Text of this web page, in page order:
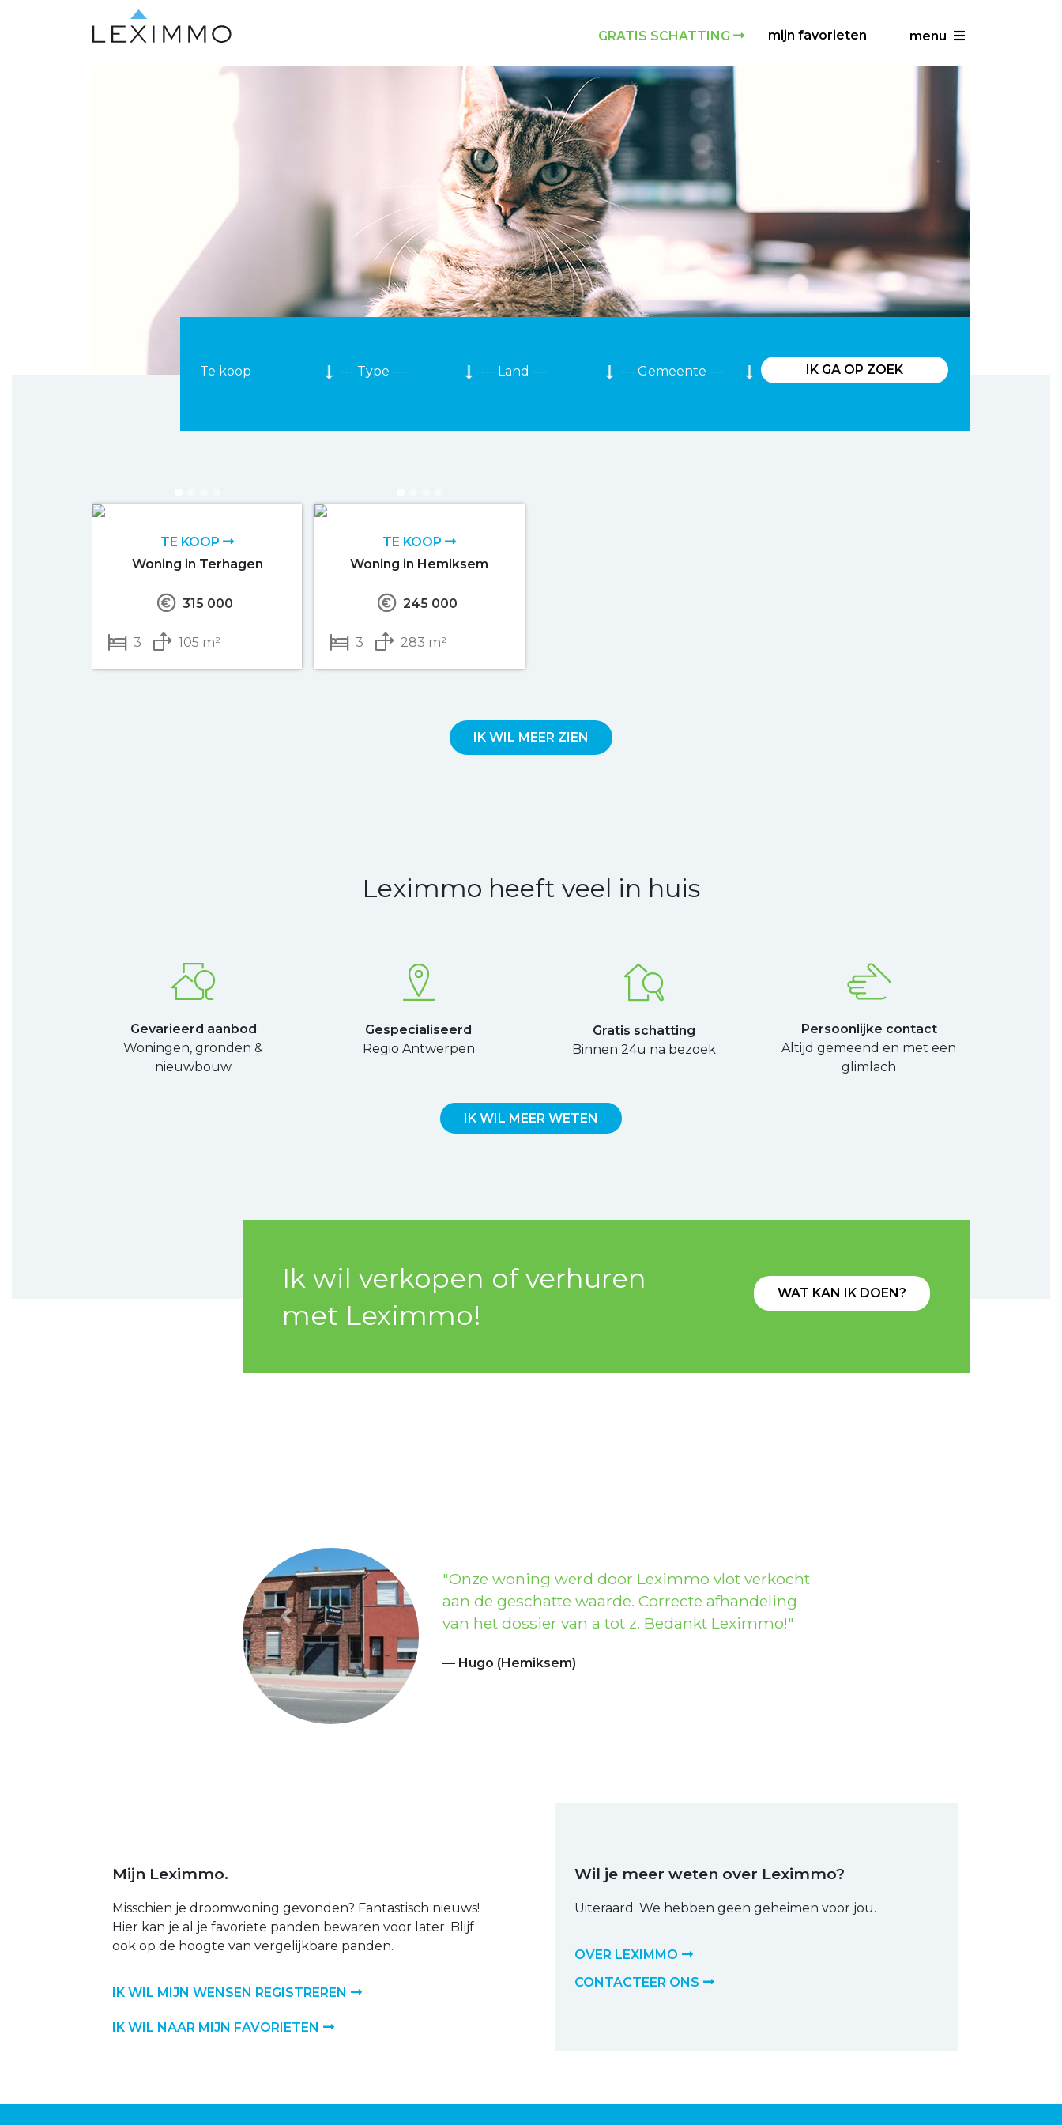
mijn favorieten menu
GRATIS SCHATTING
IK GA OP ZOEK
TE KOOP
Woning in Terhagen
315 000
3 105 m²
TE KOOP
Woning in Hemiksem
245 000
3 283 m²
IK WIL MEER ZIEN
Leximmo heeft veel in huis
Gevarieerd aanbod
Woningen, gronden &
nieuwbouw
Gespecialiseerd
Regio Antwerpen
Gratis schatting
Binnen 24u na bezoek
Persoonlijke contact
Altijd gemeend en met een
glimlach
IK WIL MEER WETEN
Ik wil verkopen of verhuren
met Leximmo!
WAT KAN IK DOEN?
Onze woning werd door Leximmo vlot verkocht
aan de geschatte waarde. Correcte afhandeling
van het dossier van a tot z. Bedankt Leximmo!
Hugo (Hemiksem)
Previous Next
Wil je meer weten over Leximmo?
Uiteraard. We hebben geen geheimen voor jou.
OVER LEXIMMO
CONTACTEER ONS
Mijn Leximmo.
Misschien je droomwoning gevonden? Fantastisch nieuws!
Hier kan je al je favoriete panden bewaren voor later. Blijf
ook op de hoogte van vergelijkbare panden.
IK WIL MIJN WENSEN REGISTREREN
IK WIL NAAR MIJN FAVORIETEN